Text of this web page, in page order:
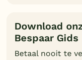
Download
Bespaar Gids
Betaal nooit te